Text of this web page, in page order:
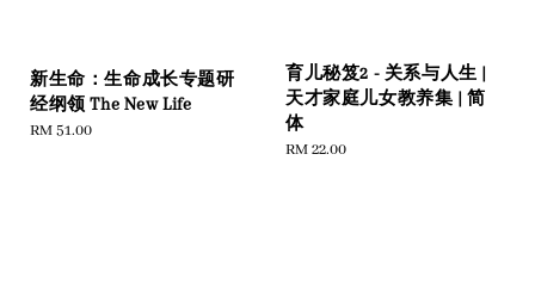
新生命：生命成长专题研
经纲领 The New Life
Regular
RM 51.00
育儿秘笈2 - 关系与人生 |
天才家庭儿女教养集 | 简
体
Regular
RM 22.00